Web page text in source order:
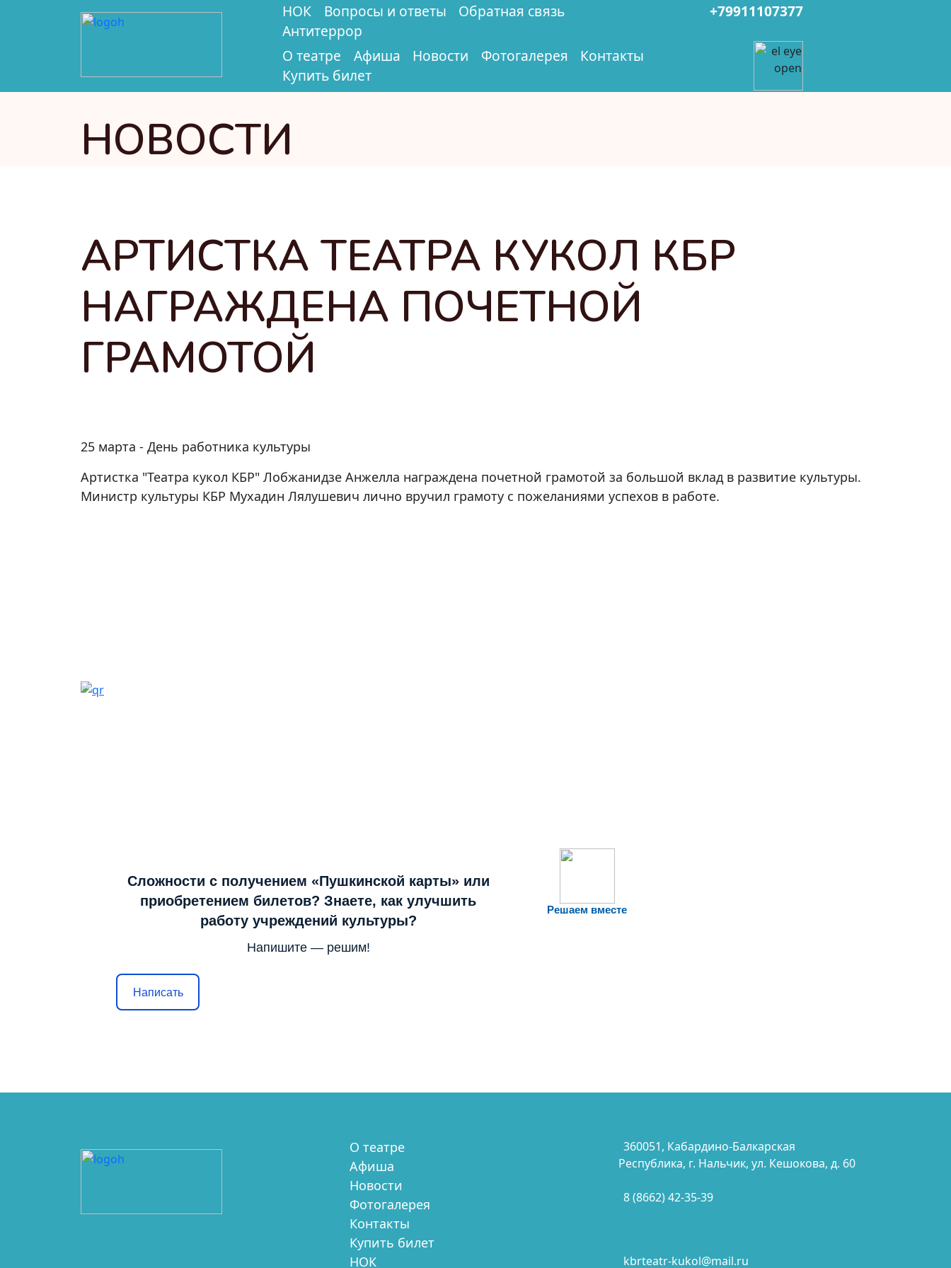
НОК Вопросы и ответы
Обратная связь
Антитеррор
+79911107377
О театре Афиша Новости Фотогалерея
Контакты
Купить билет
НОВОСТИ
АРТИСТКА ТЕАТРА КУКОЛ КБР
НАГРАЖДЕНА ПОЧЕТНОЙ
ГРАМОТОЙ
25 марта - День работника культуры
Артистка "Театра кукол КБР" Лобжанидзе Анжелла награждена почетной грамотой за большой вклад в развитие культуры.
Министр культуры КБР Мухадин Лялушевич лично вручил грамоту с пожеланиями успехов в работе.
Решаем вместе
Сложности с получением «Пушкинской карты» или
приобретением билетов? Знаете, как улучшить
работу учреждений культуры?
Напишите — решим!
Написать
О театре
Афиша
Новости
Фотогалерея
Контакты
Купить билет
360051, Кабардино-Балкарская
Республика, г. Нальчик, ул. Кешокова, д. 60
8 (8662) 42-35-39
НОК kbrteatr-kukol@mail.ru